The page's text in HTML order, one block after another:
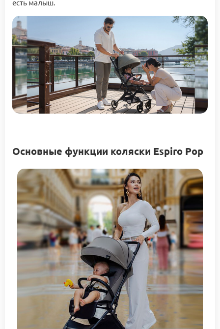
есть малыш.
Основные функции коляски Espiro Pop